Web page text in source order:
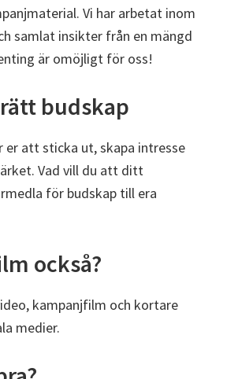
Vi har arbetat inom
samlat insikter från en mängd
är omöjligt för oss!
budskap
er att sticka ut, skapa intresse
Vad vill du att ditt
för budskap till era
också?
kampanjfilm och kortare
medier.